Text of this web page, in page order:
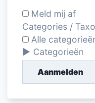
Meld mij af
Categories /
Alle
Categorieën
Aanmelden